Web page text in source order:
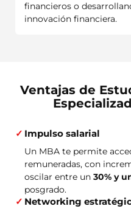
financieros o
innovación financiera.
Ventajas de
Impulso salarial
Un MBA te permite
remuneradas, con
oscilar entre un 30% y
posgrado.
Networking